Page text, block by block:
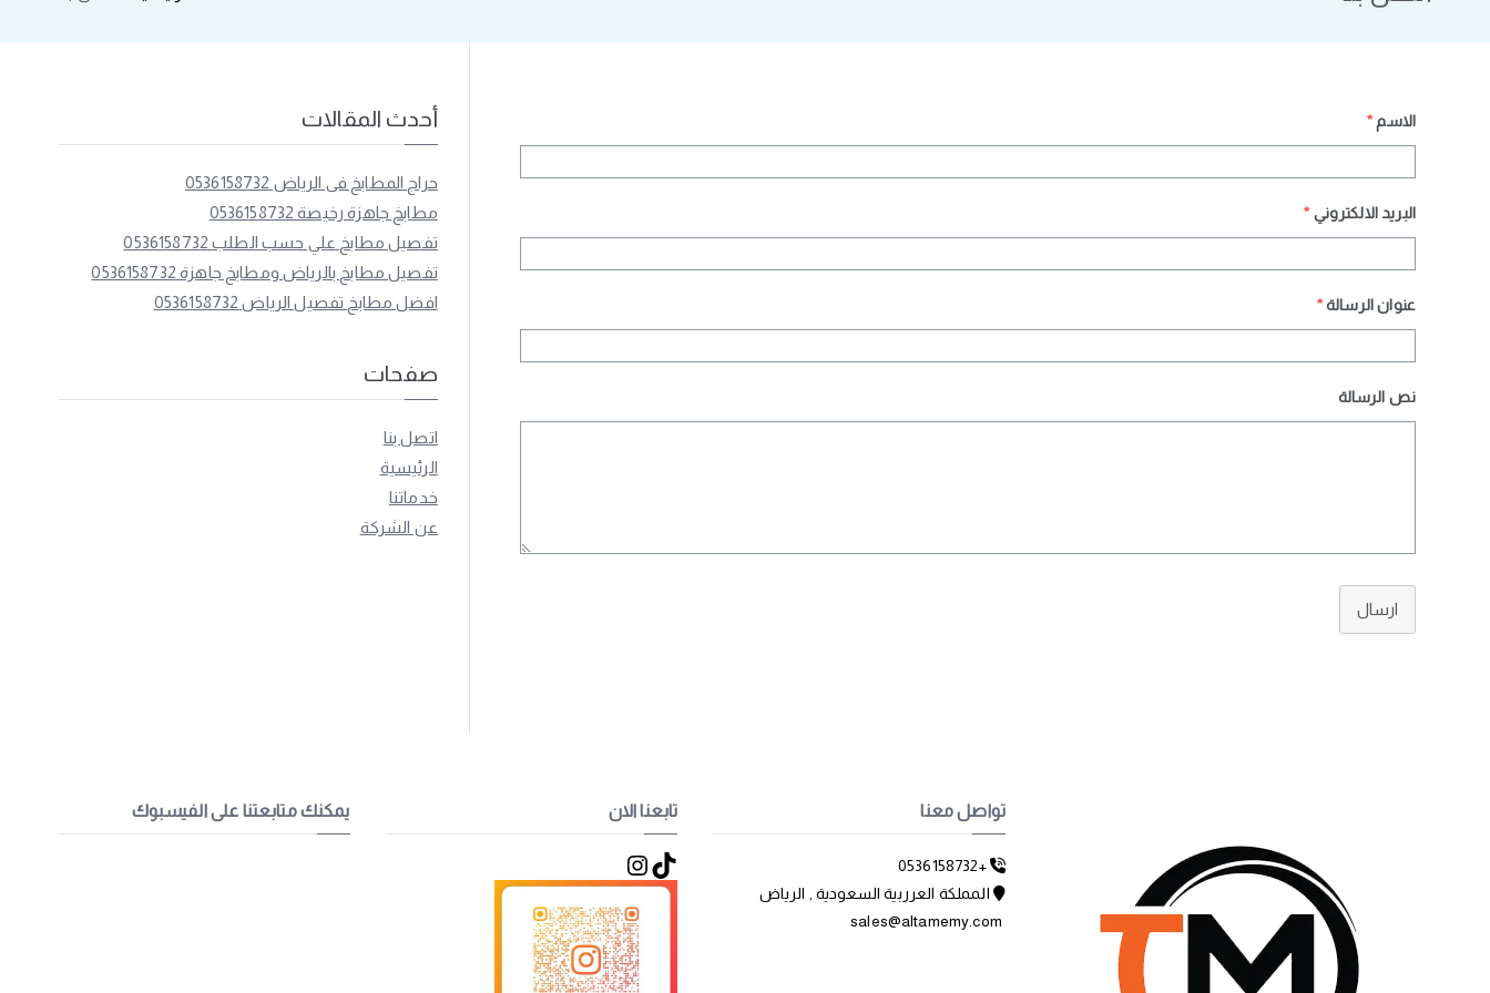
الاسم *
البريد الالكتروني *
عنوان الرسالة*
نص الرسالة
ارسال
أحدث المقالات
حراج المطابخ فى الرياض 0536158732
مطابخ جاهزة رخيصة 0536158732
تفصيل مطابخ علي حسب الطلب 0536158732
تفصيل مطابخ بالرياض ومطابخ جاهزة 0536158732
افضل مطابخ تفصيل الرياض 0536158732
صفحات
اتصل بنا
الرئيسية
خدماتنا
عن الشركة
تواصل معنا
+0536158732
المملكة العرربية السعودية , الرياض
تابعنا الان
تيك توكإنستجرام
يمكنك متابعتنا على الفيسبوك